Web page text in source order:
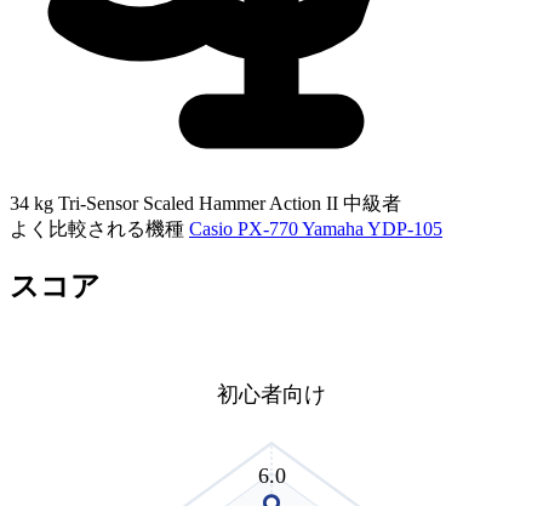
34 kg Tri-Sensor Scaled Hammer Action II 中級者
よく比較される機種 Casio PX-770Yamaha YDP-105
スコア
6.0
初心者向け